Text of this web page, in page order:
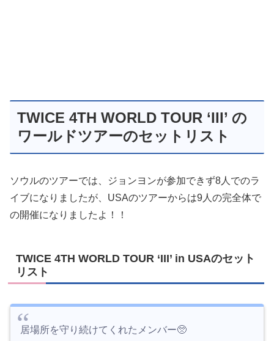
TWICE 4TH WORLD TOUR ‘III’ の
ワールドツアーのセットリスト
ソウルのツアーでは、ジョンヨンが参加できず8人でのラ
イブになりましたが、USAのツアーからは9人の完全体で
の開催になりましたよ！！
TWICE 4TH WORLD TOUR ‘III’ in USAのセット
リスト
居場所を守り続けてくれたメンバー🥺